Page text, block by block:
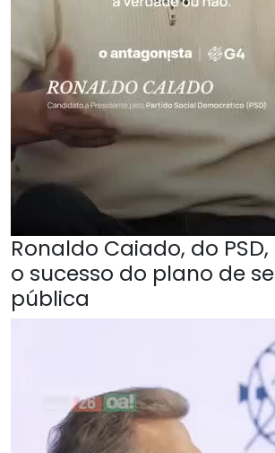
Ronaldo Caiado, do
o sucesso do plano de
pública